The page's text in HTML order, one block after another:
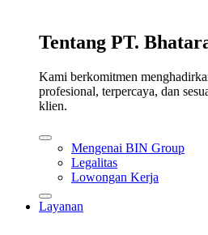
Tentang PT.
Kami berkomitmen
profesional, terpercaya, dan
klien.
Mengenai BIN Group
Legalitas
Lowongan Kerja
Layanan